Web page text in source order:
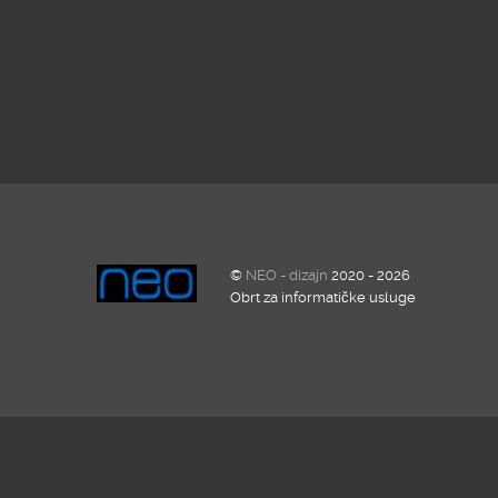
© NEO - dizajn 2020 - 2026
Obrt za informatičke usluge